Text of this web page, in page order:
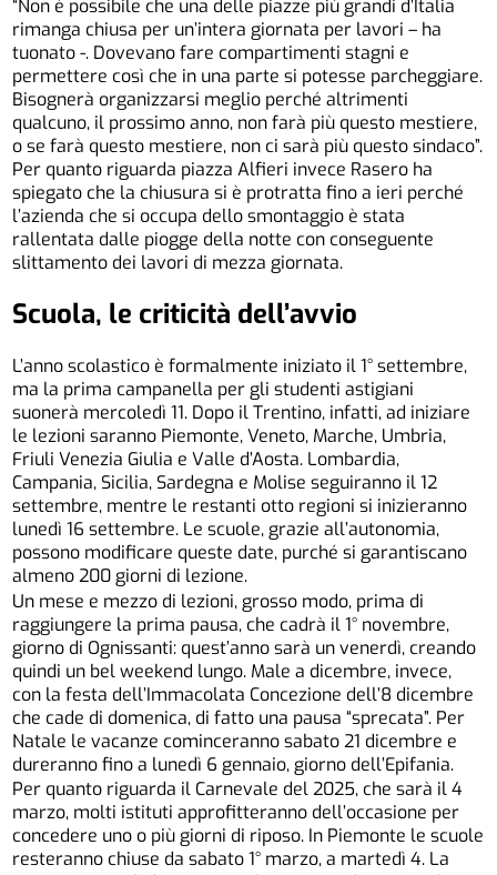
“Non è possibile che una delle piazze più grandi d’Italia
rimanga chiusa per un’intera giornata per lavori – ha
tuonato -. Dovevano fare compartimenti stagni e
permettere così che in una parte si potesse parcheggiare.
Bisognerà organizzarsi meglio perché altrimenti
qualcuno, il prossimo anno, non farà più questo mestiere,
o se farà questo mestiere, non ci sarà più questo sindaco”.
Per quanto riguarda piazza Alfieri invece Rasero ha
spiegato che la chiusura si è protratta fino a ieri perché
l’azienda che si occupa dello smontaggio è stata
rallentata dalle piogge della notte con conseguente
slittamento dei lavori di mezza giornata.
Scuola, le criticità dell’avvio
L’anno scolastico è formalmente iniziato il 1° settembre,
ma la prima campanella per gli studenti astigiani
suonerà mercoledì 11. Dopo il Trentino, infatti, ad iniziare
le lezioni saranno Piemonte, Veneto, Marche, Umbria,
Friuli Venezia Giulia e Valle d’Aosta. Lombardia,
Campania, Sicilia, Sardegna e Molise seguiranno il 12
settembre, mentre le restanti otto regioni si inizieranno
lunedì 16 settembre. Le scuole, grazie all’autonomia,
possono modificare queste date, purché si garantiscano
almeno 200 giorni di lezione.
Un mese e mezzo di lezioni, grosso modo, prima di
raggiungere la prima pausa, che cadrà il 1° novembre,
giorno di Ognissanti: quest’anno sarà un venerdì, creando
quindi un bel weekend lungo. Male a dicembre, invece,
con la festa dell’Immacolata Concezione dell’8 dicembre
che cade di domenica, di fatto una pausa “sprecata”. Per
Natale le vacanze cominceranno sabato 21 dicembre e
dureranno fino a lunedì 6 gennaio, giorno dell’Epifania.
Per quanto riguarda il Carnevale del 2025, che sarà il 4
marzo, molti istituti approfitteranno dell’occasione per
concedere uno o più giorni di riposo. In Piemonte le scuole
resteranno chiuse da sabato 1° marzo, a martedì 4. La